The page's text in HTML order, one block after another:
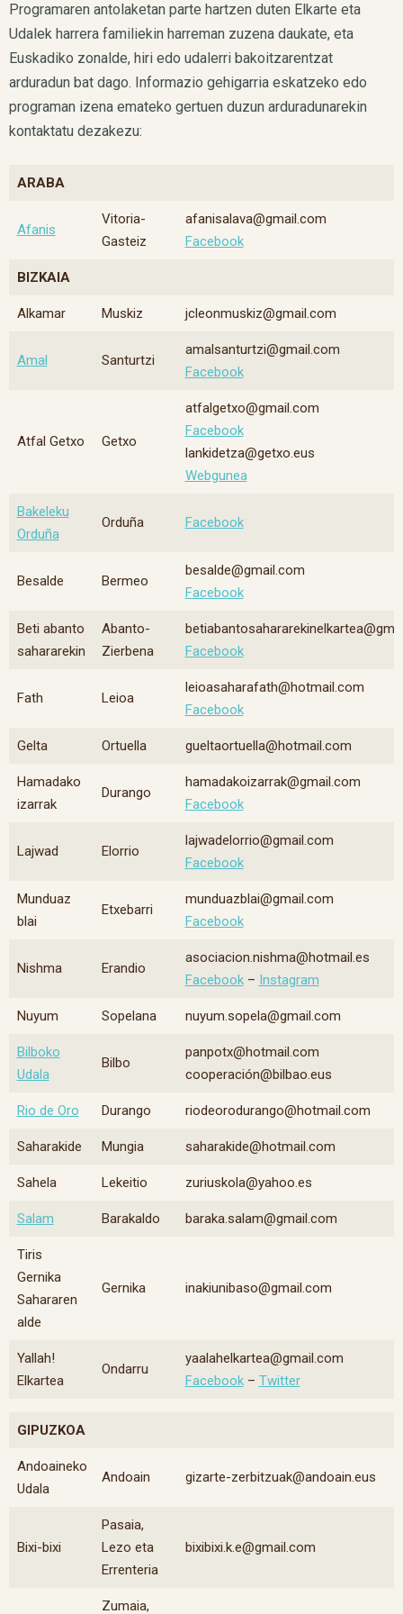
Programaren antolaketan parte hartzen duten Elkarte eta
Udalek harrera familiekin harreman zuzena daukate, eta
Euskadiko zonalde, hiri edo udalerri bakoitzarentzat
arduradun bat dago. Informazio gehigarria eskatzeko edo
programan izena emateko gertuen duzun arduradunarekin
kontaktatu dezakezu:
ARABA
Afanis
Vitoria-
Gasteiz
afanisalava@gmail.com
Facebook
BIZKAIA
Alkamar Muskiz jcleonmuskiz@gmail.com
Amal Santurtzi
amalsanturtzi@gmail.com
Facebook
Atfal Getxo Getxo
atfalgetxo@gmail.com
Facebook
lankidetza@getxo.eus
Webgunea
Bakeleku
Orduña
Orduña Facebook
Besalde Bermeo
besalde@gmail.com
Facebook
Beti abanto
sahararekin
Abanto-
Zierbena
Facebook
Fath Leioa
leioasaharafath@hotmail.com
Facebook
Gelta Ortuella gueltaortuella@hotmail.com
Hamadako
izarrak
Durango
hamadakoizarrak@gmail.com
Facebook
Lajwad Elorrio
lajwadelorrio@gmail.com
Facebook
Munduaz
blai
Etxebarri
munduazblai@gmail.com
Facebook
Nishma Erandio
asociacion.nishma@hotmail.es
Facebook– Instagram
Nuyum Sopelana nuyum.sopela@gmail.com
Bilboko
Udala
Bilbo
panpotx@hotmail.com
cooperación@bilbao.eus
Rio de Oro Durango riodeorodurango@hotmail.com
Saharakide Mungia saharakide@hotmail.com
Sahela Lekeitio zuriuskola@yahoo.es
Salam Barakaldo baraka.salam@gmail.com
Tiris
Gernika
Sahararen
alde
Gernika inakiunibaso@gmail.com
Yallah!
Elkartea
Ondarru
yaalahelkartea@gmail.com
Facebook– Twitter
GIPUZKOA
Andoaineko
Udala
Andoain gizarte-zerbitzuak@andoain.eus
Bixi-bixi
Pasaia,
Lezo eta
Errenteria
bixibixi.k.e@gmail.com
Zumaia,